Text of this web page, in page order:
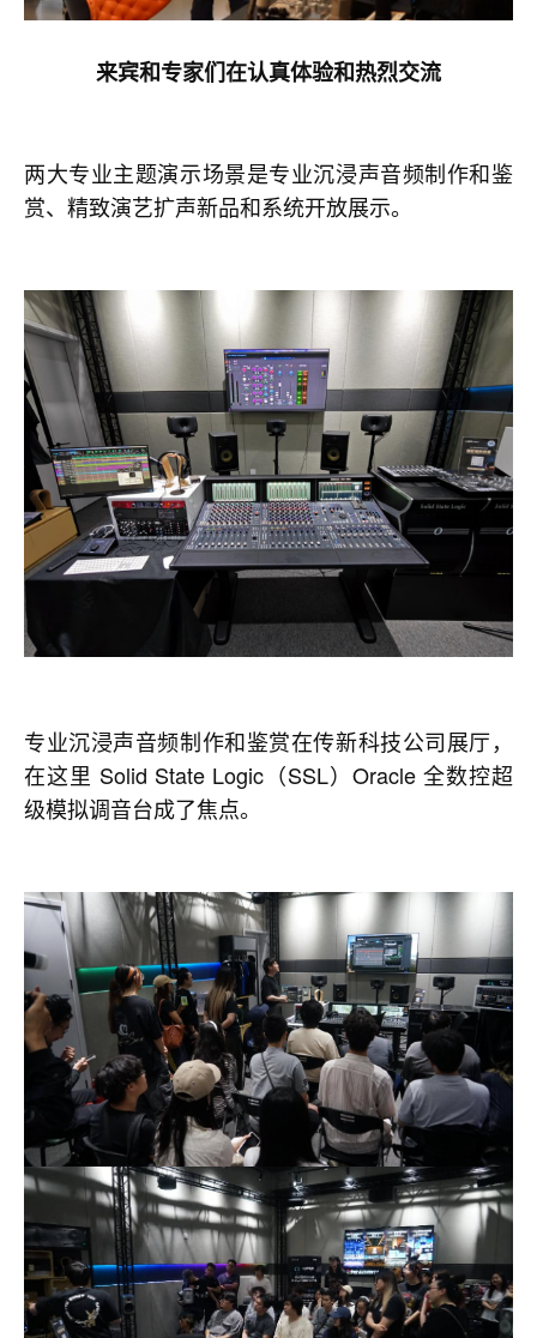
来宾和专家们在认真体验和热烈交流
两大专业主题演示场景是专业沉浸声音频制作和鉴
赏、精致演艺扩声新品和系统开放展示。
专业沉浸声音频制作和鉴赏在传新科技公司展厅，
在这里 Solid State Logic（SSL）Oracle 全数控超
级模拟调音台成了焦点。